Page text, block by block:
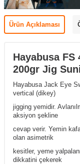
Ürün Açıklaması
Hayabusa
200gr Jig
Hayabusa Jack Eye
vertical (dikey)
jigging yemidir.
aksiyon şekline
cevap verir. Yemin
olan asimetrik
kesitler, yeme
dikkatini çekerek